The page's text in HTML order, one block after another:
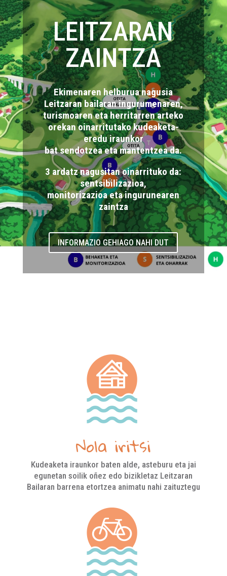
LEITZARAN
ZAINTZA
Ekimenaren helburua nagusia
Leitzaran bailaran ingurumenaren,
turismoaren eta herritarren arteko
orekan oinarritutako kudeaketa-
eredu iraunkor
bat sendotzea eta mantentzea da.
3 ardatz nagusitan oinarrituko da:
sentsibilizazioa,
monitorizazioa eta ingurunearen
zaintza
INFORMAZIO GEHIAGO NAHI DUT
Nola iritsi
Kudeaketa iraunkor baten alde, asteburu eta jai
egunetan soilik oñez edo bizikletaz Leitzaran
Bailaran barrena etortzea animatu nahi zaituztegu